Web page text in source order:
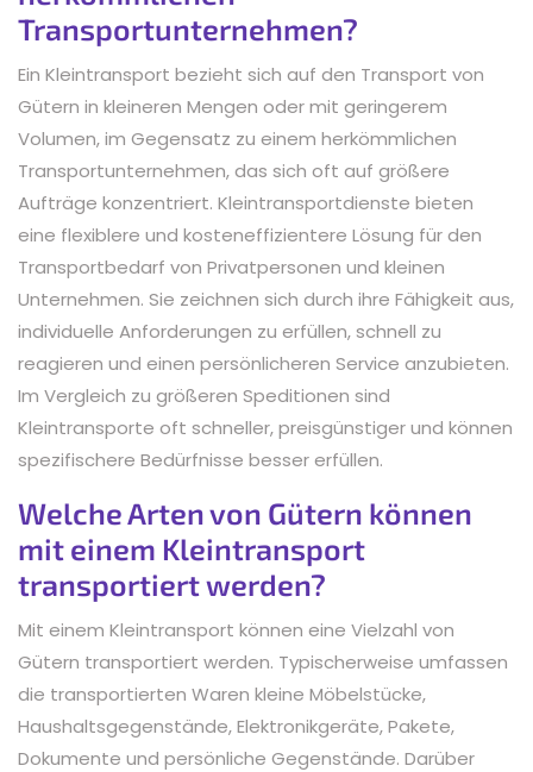
Transportunternehmen?
Ein Kleintransport bezieht sich auf den Transport von
Gütern in kleineren Mengen oder mit geringerem
Volumen, im Gegensatz zu einem herkömmlichen
Transportunternehmen, das sich oft auf größere
Aufträge konzentriert. Kleintransportdienste bieten
eine flexiblere und kosteneffizientere Lösung für den
Transportbedarf von Privatpersonen und kleinen
Unternehmen. Sie zeichnen sich durch ihre Fähigkeit aus,
individuelle Anforderungen zu erfüllen, schnell zu
reagieren und einen persönlicheren Service anzubieten.
Im Vergleich zu größeren Speditionen sind
Kleintransporte oft schneller, preisgünstiger und können
spezifischere Bedürfnisse besser erfüllen.
Welche Arten von Gütern können
mit einem Kleintransport
transportiert werden?
Mit einem Kleintransport können eine Vielzahl von
Gütern transportiert werden. Typischerweise umfassen
die transportierten Waren kleine Möbelstücke,
Haushaltsgegenstände, Elektronikgeräte, Pakete,
Dokumente und persönliche Gegenstände. Darüber